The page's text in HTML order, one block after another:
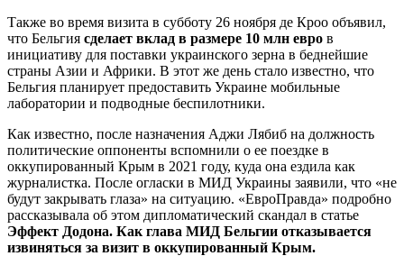
Также во время визита в субботу 26 ноября де Кроо объявил,
что Бельгия сделает вклад в размере 10 млн евро в
инициативу для поставки украинского зерна в беднейшие
страны Азии и Африки. В этот же день стало известно, что
Бельгия планирует предоставить Украине мобильные
лаборатории и подводные беспилотники.
Как известно, после назначения Аджи Лябиб на должность
политические оппоненты вспомнили о ее поездке в
оккупированный Крым в 2021 году, куда она ездила как
журналистка. После огласки в МИД Украины заявили, что «не
будут закрывать глаза» на ситуацию. «ЕвроПравда» подробно
рассказывала об этом дипломатический скандал в статье
Эффект Додона. Как глава МИД Бельгии отказывается
извиняться за визит в оккупированный Крым.